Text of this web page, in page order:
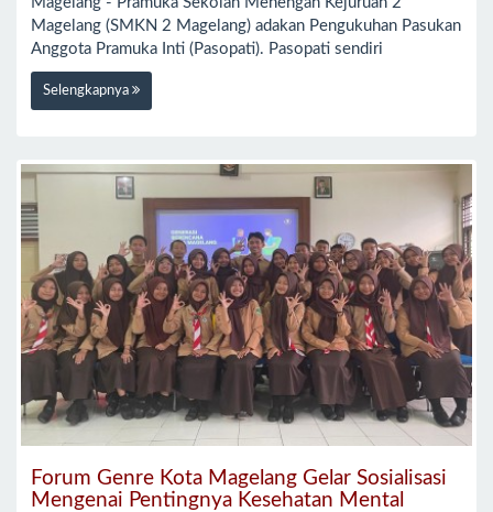
Magelang (SMKN 2 Magelang) adakan Pengukuhan Pasukan
Anggota Pramuka Inti (Pasopati). Pasopati sendiri
Selengkapnya
Forum Genre Kota Magelang Gelar Sosialisasi
Mengenai Pentingnya Kesehatan Mental